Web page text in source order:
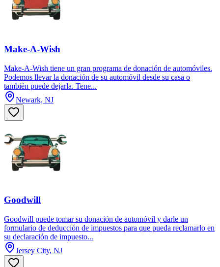
Make-A-Wish
Make-A-Wish tiene un gran programa de donación de automóviles.
Podemos llevar la donación de su automóvil desde su casa o
también puede dejarla. Tene...
Newark, NJ
Goodwill
Goodwill puede tomar su donación de automóvil y darle un
formulario de deducción de impuestos para que pueda reclamarlo en
su declaración de impuesto...
Jersey City, NJ